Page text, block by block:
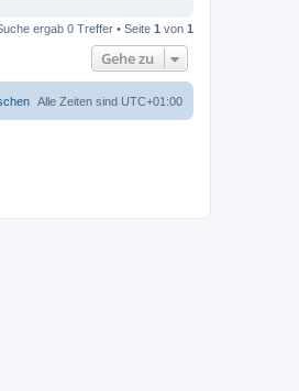
ergab 0 Treffer • Seite 1 von 1
Gehe zu
Alle Zeiten sind UTC+01:00